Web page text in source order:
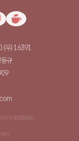
(우) 16391
규
RESERVED.